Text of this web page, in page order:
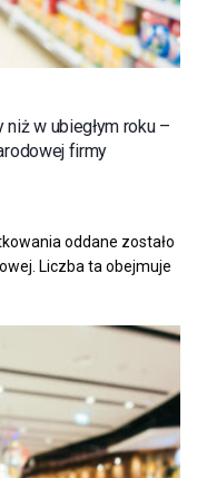
w ubiegłym roku –
firmy
oddane zostało
Liczba ta obejmuje